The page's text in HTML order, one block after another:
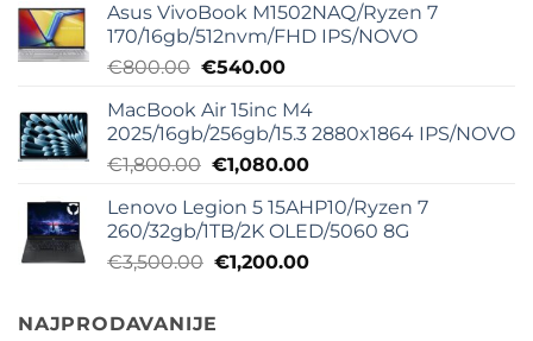
Asus VivoBook M1502NAQ/Ryzen 7
170/16gb/512nvm/FHD IPS/NOVO
€800.00 Originalna
je
bila:
€800.00.
€540.00Trenutna
je:
€540.00.
MacBook Air 15inc M4
2025/16gb/256gb/15.3 2880x1864 IPS/NOVO
€1,800.00 Originalna
je
bila:
€1,800.00.
€1,080.00Trenutna
je:
€1,080.00.
Lenovo Legion 5 15AHP10/Ryzen 7
260/32gb/1TB/2K OLED/5060 8G
€3,500.00 Originalna
je
bila:
€1,200.00Trenutna
NAJPRODAVANIJE